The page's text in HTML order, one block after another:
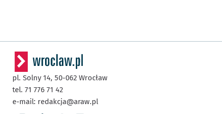
pl. Solny 14, 50-062 Wrocław
tel. 71 776 71 42
e-mail: redakcja@araw.pl